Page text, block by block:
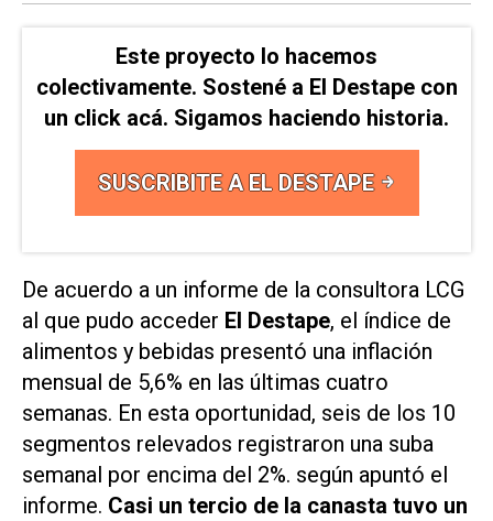
Este proyecto lo hacemos
colectivamente. Sostené a El Destape con
un click acá. Sigamos haciendo historia.
SUSCRIBITE A EL DESTAPE
De acuerdo a un informe de la consultora LCG
al que pudo acceder El Destape, el índice de
alimentos y bebidas presentó una inflación
mensual de 5,6% en las últimas cuatro
semanas. En esta oportunidad, seis de los 10
segmentos relevados registraron una suba
semanal por encima del 2%. según apuntó el
informe. Casi un tercio de la canasta tuvo un